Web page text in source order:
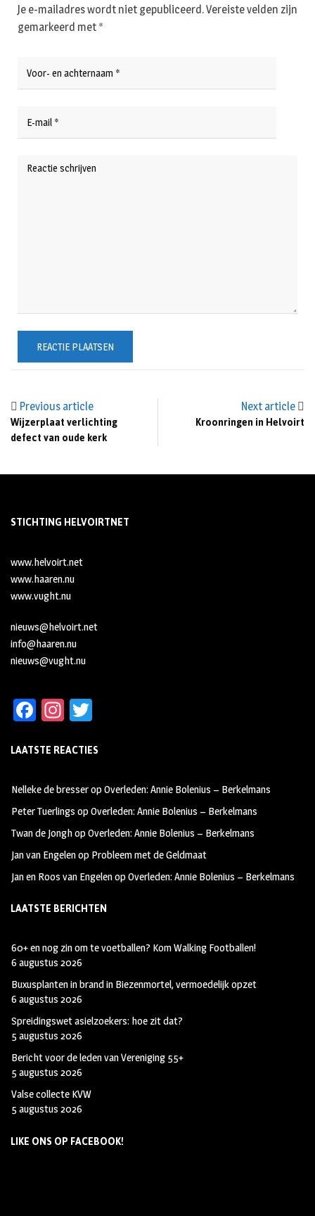
Previous article
Wijzerplaat verlichting
defect van oude kerk
Next article
Kroonringen in Helvoirt
Je e-mailadres wordt niet gepubliceerd.Vereiste velden zijn
gemarkeerd met *
STICHTING HELVOIRTNET
www.helvoirt.net
www.haaren.nu
www.vught.nu
nieuws@helvoirt.net
info@haaren.nu
nieuws@vught.nu
Fa
b
oo
k
In
ag
m
tt
LAATSTE REACTIES
Nelleke de bresseropOverleden: Annie Bolenius – Berkelmans
Peter Tuerlings opOverleden: Annie Bolenius – Berkelmans
Twan de JonghopOverleden: Annie Bolenius – Berkelmans
Jan van Engelenop Probleem met de Geldmaat
Jan en Roos van EngelenopOverleden: Annie Bolenius – Berkelmans
LAATSTE BERICHTEN
60+ en nog zin om te voetballen? Kom Walking Footballen!
6 augustus 2026
Buxusplanten in brand in Biezenmortel, vermoedelijk opzet
6 augustus 2026
Spreidingswet asielzoekers: hoe zit dat?
5 augustus 2026
Bericht voor de leden van Vereniging 55+
5 augustus 2026
Valse collecte KVW
5 augustus 2026
LIKE ONS OP FACEBOOK!